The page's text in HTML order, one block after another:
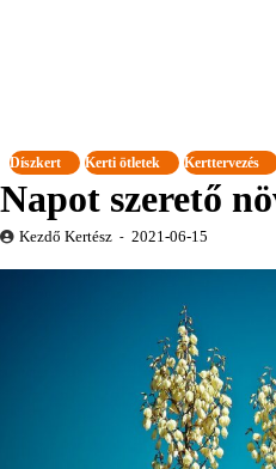
Díszkert Kerti ötletek Kerttervezés
Napot szerető
Kezdő Kertész 2021-06-15